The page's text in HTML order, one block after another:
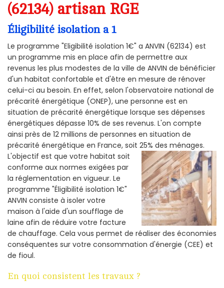
(62134) artisan RGE
Éligibilité isolation a 1
Le programme "Eligibilité isolation 1€" a ANVIN (62134) est
un programme mis en place afin de permettre aux
revenus les plus modestes de la ville de ANVIN de bénéficier
d'un habitat confortable et d'être en mesure de rénover
celui-ci au besoin. En effet, selon l'observatoire national de
précarité énergétique (ONEP), une personne est en
situation de précarité énergétique lorsque ses dépenses
énergétiques dépasse 10% de ses revenus. L'on compte
ainsi près de 12 millions de personnes en situation de
précarité énergétique en France, soit 25% des ménages.
L'objectif est que votre habitat soit
conforme aux normes exigées par
la réglementation en vigueur. Le
programme "Éligibilité isolation 1€"
ANVIN consiste à isoler votre
maison à l'aide d'un soufflage de
laine afin de réduire votre facture
de chauffage. Cela vous permet de réaliser des économies
conséquentes sur votre consommation d'énergie (CEE) et
de fioul.
En quoi consistent les travaux ?